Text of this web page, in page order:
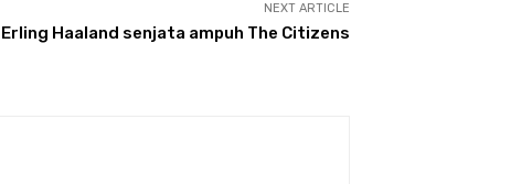
NEXT ARTICLE
Erling Haaland senjata ampuh The Citizens